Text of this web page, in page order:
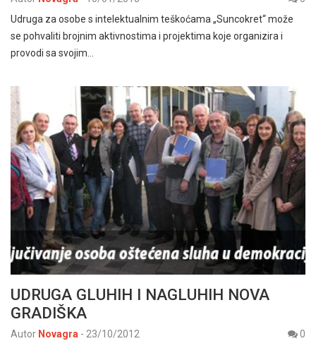
Udruga za osobe s intelektualnim teškoćama „Suncokret“ može
se pohvaliti brojnim aktivnostima i projektima koje organizira i
provodi sa svojim…
UDRUGA GLUHIH I NAGLUHIH NOVA
GRADIŠKA
Autor Novagra - 23/10/2012
0